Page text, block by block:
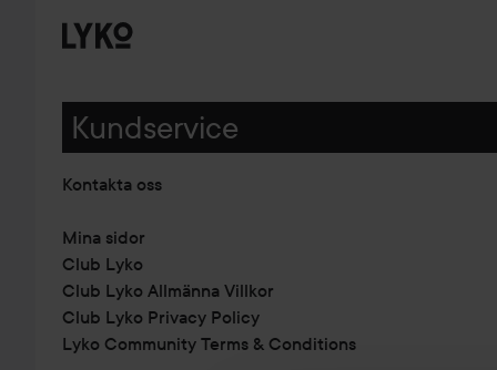
Kundservice
Kontakta oss
Mina sidor
Club Lyko
Club Lyko Allmänna Villkor
Club Lyko Privacy Policy
Lyko Community Terms & Conditions